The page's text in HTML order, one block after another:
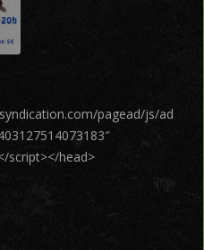
pagead/js/ad
script></head>